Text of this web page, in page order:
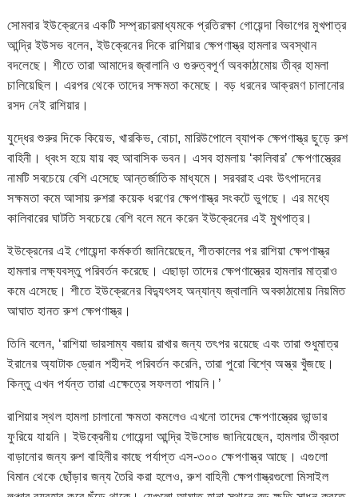
সোমবার ইউক্রেনের একটি সম্প্রচারমাধ্যমকে প্রতিরক্ষা গোয়েন্দা বিভাগের মুখপাত্র
আন্দ্রি ইউসভ বলেন, ইউক্রেনের দিকে রাশিয়ার ক্ষেপণাস্ত্র হামলার অবস্থান
বদলেছে। শীতে তারা আমাদের জ্বালানি ও গুরুত্বপূর্ণ অবকাঠামোয় তীব্র হামলা
চালিয়েছিল। এরপর থেকে তাদের সক্ষমতা কমেছে। বড় ধরনের আক্রমণ চালানোর
রসদ নেই রাশিয়ার।
যুদ্ধের শুরুর দিকে কিয়েভ, খারকিভ, বোচা, মারিউপোলে ব্যাপক ক্ষেপণাস্ত্র ছুড়ে রুশ
বাহিনী। ধ্বংস হয়ে যায় বহু আবাসিক ভবন। এসব হামলায় ‘কালিবার’ ক্ষেপণাস্ত্রের
নামটি সবচেয়ে বেশি এসেছে আন্তর্জাতিক মাধ্যমে। সরবরাহ এবং উৎপাদনের
সক্ষমতা কমে আসায় রুশরা কয়েক ধরণের ক্ষেপণাস্ত্র সংকটে ভুগছে। এর মধ্যে
কালিবারের ঘাটতি সবচেয়ে বেশি বলে মনে করেন ইউক্রেনের এই মুখপাত্র।
ইউক্রেনের এই গোয়েন্দা কর্মকর্তা জানিয়েছেন, শীতকালের পর রাশিয়া ক্ষেপণাস্ত্র
হামলার লক্ষ্যবস্তু পরিবর্তন করেছে। এছাড়া তাদের ক্ষেপণাস্ত্রের হামলার মাত্রাও
কমে এসেছে। শীতে ইউক্রেনের বিদ্যুৎসহ অন্যান্য জ্বালানি অবকাঠামোয় নিয়মিত
আঘাত হানত রুশ ক্ষেপণাস্ত্র।
তিনি বলেন, ‘রাশিয়া ভারসাম্য বজায় রাখার জন্য তৎপর রয়েছে এবং তারা শুধুমাত্র
ইরানের অ্যাটাক ড্রোন শহীদই পরিবর্তন করেনি, তারা পুরো বিশ্বে অস্ত্র খুঁজছে।
কিন্তু এখন পর্যন্ত তারা এক্ষেত্রে সফলতা পায়নি।’
রাশিয়ার স্থল হামলা চালানো ক্ষমতা কমলেও এখনো তাদের ক্ষেপণাস্ত্রের ভান্ডার
ফুরিয়ে যায়নি। ইউক্রেনীয় গোয়েন্দা আন্দ্রি ইউসোভ জানিয়েছেন, হামলার তীব্রতা
বাড়ানোর জন্য রুশ বাহিনীর কাছে পর্যাপ্ত এস-৩০০ ক্ষেপণাস্ত্র আছে। এগুলো
বিমান থেকে ছোঁড়ার জন্য তৈরি করা হলেও, রুশ বাহিনী ক্ষেপণাস্ত্রগুলো মিসাইল